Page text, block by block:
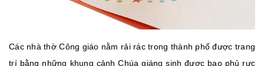
Các nhà thờ Công giáo nằm rải rác trong thành phố được trang
trí bằng những khung cảnh Chúa giáng sinh được bao phủ rực